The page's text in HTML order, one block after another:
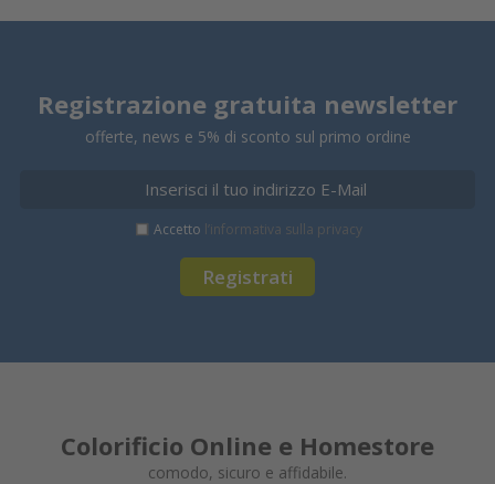
Registrazione gratuita newsletter
offerte, news e 5% di sconto sul primo ordine
Registrati
Accetto l’informativa sulla privacy
Colorificio Online e Homestore
comodo, sicuro e affidabile.